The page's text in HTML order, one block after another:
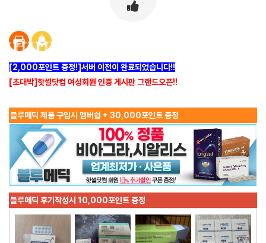
[2,000포인트 증정!]서버 이전이 완료되었습니다!!
[초대박]핫썰닷컴 여성회원 인증 게시판 그랜드오픈!!
블루메딕 제품 구입시 멤버쉽 + 30,000포인트 증정
블루메딕 후기작성시 10,000포인트 증정